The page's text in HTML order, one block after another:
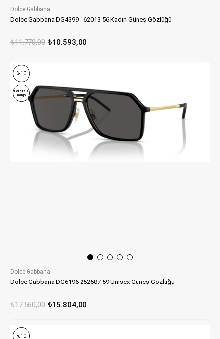
Dolce Gabbana
Dolce Gabbana DG4399 162013 56 Kadın Güneş Gözlüğü
₺10.593,00
₺11.770,00
Dolce Gabbana
Dolce Gabbana DG6196 252587 59 Unisex Güneş Gözlüğü
₺15.804,00
₺17.560,00
%10
Ücretsiz
Kargo
%10